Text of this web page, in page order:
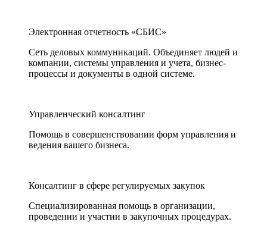
Электронная отчетность «СБИС»
Сеть деловых коммуникаций. Объединяет людей и
компании, системы управления и учета, бизнес-
процессы и документы в одной системе.
Управленческий консалтинг
Помощь в совершенствовании форм управления и
ведения вашего бизнеса.
Консалтинг в сфере регулируемых закупок
Специализированная помощь в организации,
проведении и участии в закупочных процедурах.